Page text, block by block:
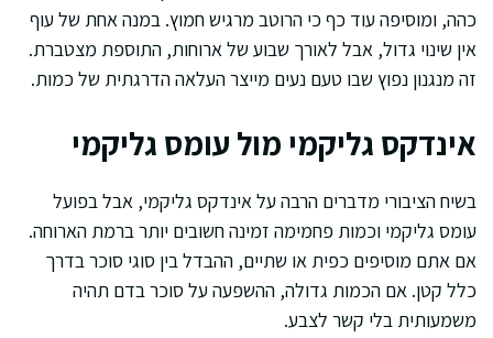
כהה, ומוסיפה עוד כף כי הרוטב מרגיש חמוץ. במנה אחת של עוף
אין שינוי גדול, אבל לאורך שבוע של ארוחות, התוספת מצטברת.
זה מנגנון נפוץ שבו טעם נעים מייצר העלאה הדרגתית של כמות.
אינדקס גליקמי מול עומס גליקמי
בשיח הציבורי מדברים הרבה על אינדקס גליקמי, אבל בפועל
עומס גליקמי וכמות פחמימה זמינה חשובים יותר ברמת הארוחה.
אם אתם מוסיפים כפית או שתיים, ההבדל בין סוגי סוכר בדרך
כלל קטן. אם הכמות גדולה, ההשפעה על סוכר בדם תהיה
משמעותית בלי קשר לצבע.